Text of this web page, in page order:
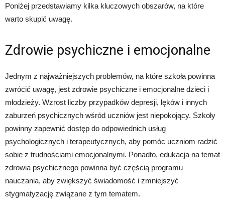
Poniżej przedstawiamy kilka kluczowych obszarów, na które
warto skupić uwagę.
Zdrowie psychiczne i emocjonalne
Jednym z najważniejszych problemów, na które szkoła powinna
zwrócić uwagę, jest zdrowie psychiczne i emocjonalne dzieci i
młodzieży. Wzrost liczby przypadków depresji, lęków i innych
zaburzeń psychicznych wśród uczniów jest niepokojący. Szkoły
powinny zapewnić dostęp do odpowiednich usług
psychologicznych i terapeutycznych, aby pomóc uczniom radzić
sobie z trudnościami emocjonalnymi. Ponadto, edukacja na temat
zdrowia psychicznego powinna być częścią programu
nauczania, aby zwiększyć świadomość i zmniejszyć
stygmatyzację związane z tym tematem.